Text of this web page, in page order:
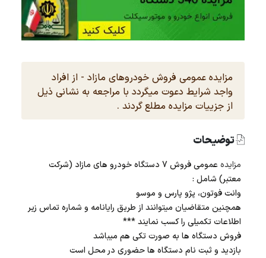
مزایده عمومی فروش خودروهای مازاد - از افراد
واجد شرایط دعوت میگردد با مراجعه به نشانی ذیل
از جزییات مزایده مطلع گردند .
توضیحات
مزایده
عمومی فروش 7 دستگاه خودرو های مازاد (شرکت
معتبر) شامل :
وانت فوتون، پژو پارس و موسو
همچنین متقاضیان میتوانند از طریق رایانامه و شماره تماس زیر
اطلاعات تکمیلی را کسب نمایند ***
فروش دستگاه ها به صورت تکی هم میباشد
بازدید و ثبت نام دستگاه ها حضوری در محل است